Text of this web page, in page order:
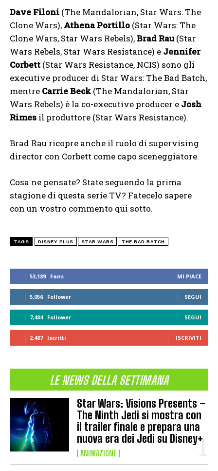
53,189 Fans MI PIACE
5,056 Follower SEGUI
7,484 Follower SEGUI
2,487 Iscritti ISCRIVITI
LE NEWS DELLA SETTIMANA
Star Wars: Visions Presents –
The Ninth Jedi si mostra con
il trailer finale e prepara una
nuova era dei Jedi su Disney+
ANIMAZIONE
Dave Filoni (The Mandalorian, Star Wars: The
Clone Wars), Athena Portillo (Star Wars: The
Clone Wars, Star Wars Rebels),Brad Rau(Star
Wars Rebels, Star Wars Resistance) e Jennifer
Corbett (Star Wars Resistance, NCIS) sono gli
executive producer di Star Wars: The Bad Batch,
mentre Carrie Beck (The Mandalorian, Star
Wars Rebels) è la co-executive producer e Josh
Rimes il produttore (Star Wars Resistance).
Brad Rau ricopre anche il ruolo di supervising
director con Corbett come capo sceneggiatore.
Cosa ne pensate? State seguendo la prima
stagione di questa serie TV? Fatecelo sapere
con un vostro commento qui sotto.
TAGS DISNEY PLUS STAR WARS THE BAD BATCH